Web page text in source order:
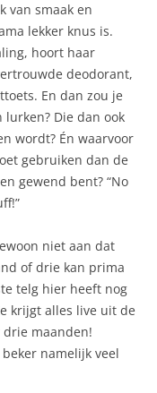
van smaak en
lekker knus is.
hoort haar
deodorant,
En dan zou je
lurken? Die dan ook
wordt? Én waarvoor
gebruiken dan de
gewend bent? “No
niet aan dat
of drie kan prima
telg hier heeft nog
krijgt alles live uit de
maanden!
namelijk veel